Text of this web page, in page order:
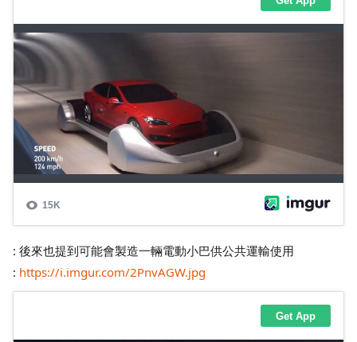
: 後來也提到可能會製造一輛電動小巴供公共運輸使用
: https://i.imgur.com/2PnvAGW.jpg